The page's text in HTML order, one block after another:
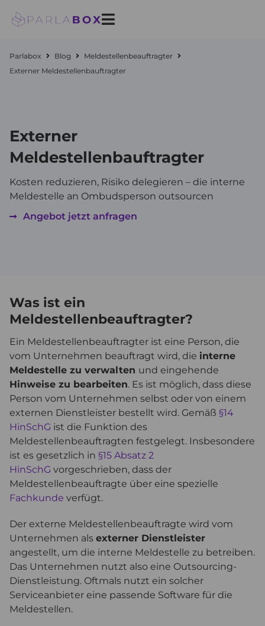
Inhalt
Parlabox Blog
Meldestellenbeauftragter
Externer Meldestellenbauftragter
Externer
Meldestellenbauftragter
Kosten reduzieren, Risiko delegieren – die interne
Meldestelle an Ombudsperson outsourcen
Angebot jetzt anfragen
Was ist ein
Meldestellenbeauftragter?
Ein Meldestellenbeauftragter ist eine Person, die
vom Unternehmen beauftragt wird, die interne
Meldestelle zu verwalten und eingehende
Hinweise zu bearbeiten. Es ist möglich, dass diese
Person vom Unternehmen selbst oder von einem
externen Dienstleister bestellt wird. Gemäß §14
HinSchG ist die Funktion des
Meldestellenbeauftragten festgelegt. Insbesondere
ist es gesetzlich in §15 Absatz 2
HinSchG vorgeschrieben, dass der
Meldestellenbeauftragte über eine spezielle
Fachkunde verfügt.
Der externe Meldestellenbeauftragte wird vom
Unternehmen als externer Dienstleister
angestellt, um die interne Meldestelle zu betreiben.
Das Unternehmen nutzt also eine Outsourcing-
Dienstleistung. Oftmals nutzt ein solcher
Serviceanbieter eine passende Software für die
Meldestellen.